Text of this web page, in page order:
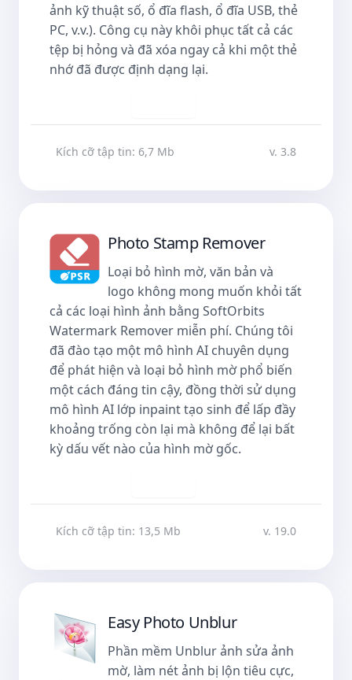
ảnh kỹ thuật số, ổ đĩa flash, ổ đĩa USB, thẻ
PC, v.v.). Công cụ này khôi phục tất cả các
tệp bị hỏng và đã xóa ngay cả khi một thẻ
nhớ đã được định dạng lại.
Kích cỡ tập tin: 6,7 Mb v. 3.8
Photo Stamp Remover
Loại bỏ hình mờ, văn bản và
logo không mong muốn khỏi tất
cả các loại hình ảnh bằng SoftOrbits
Watermark Remover miễn phí. Chúng tôi
đã đào tạo một mô hình AI chuyên dụng
để phát hiện và loại bỏ hình mờ phổ biến
một cách đáng tin cậy, đồng thời sử dụng
mô hình AI lớp inpaint tạo sinh để lấp đầy
khoảng trống còn lại mà không để lại bất
kỳ dấu vết nào của hình mờ gốc.
Kích cỡ tập tin: 13,5 Mb v. 19.0
Easy Photo Unblur
Phần mềm Unblur ảnh sửa ảnh
mờ, làm nét ảnh bị lộn tiêu cực,